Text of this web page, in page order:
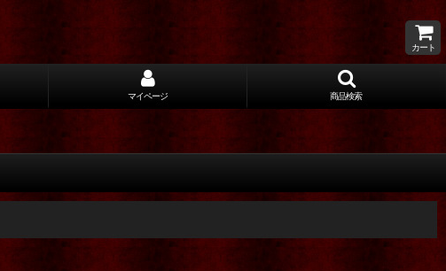
カート
マイページ 商品検索